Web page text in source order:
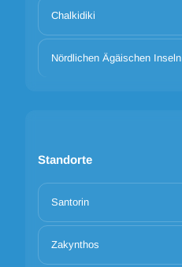
Chalkidiki
Nördlichen Ägäischen Inseln
Standorte
Santorin
Zakynthos